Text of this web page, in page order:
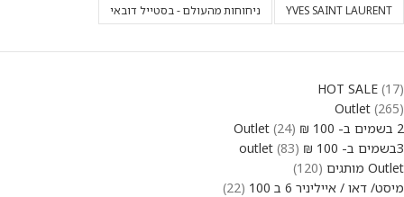
YVES SAINT LAURENT
ניחוחות מהעולם - בסטייל דובאי
HOT SALE 17
Outlet 265
2 בשמים ב- 100 ₪ Outlet
24
3בשמים ב- 100 ₪ outlet
83
Outlet מותגים
120
מיסט/ דאו / אייליניר 6 ב 100
22